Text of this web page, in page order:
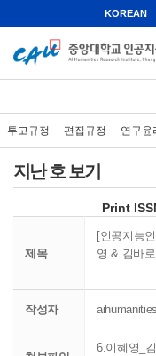
KOREAN
투고규정 편집규정 연구윤
지난 호 보기
Print
제목
[인공지능
영 & 김바로
작성자 aihumanities
6.이혜영_